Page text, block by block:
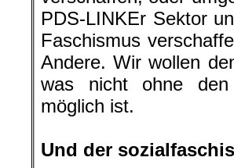
PDS-LINKEr Sektor
Faschismus
Andere. Wir wollen
was nicht ohne den
möglich ist.
Und der